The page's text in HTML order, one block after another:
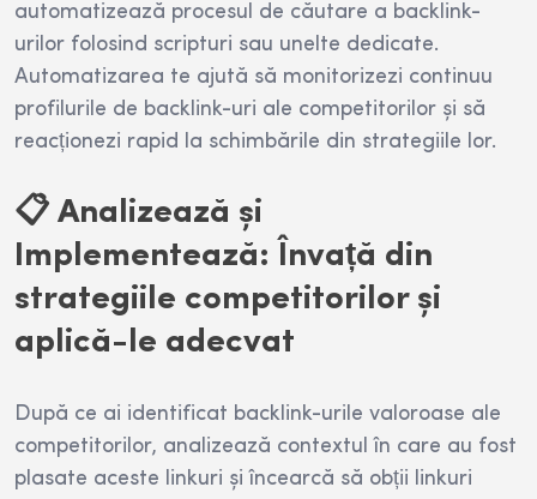
automatizează procesul de căutare a backlink-
urilor folosind scripturi sau unelte dedicate.
Automatizarea te ajută să monitorizezi continuu
profilurile de backlink-uri ale competitorilor și să
reacționezi rapid la schimbările din strategiile lor.
📋 Analizează și
Implementează: Învață din
strategiile competitorilor și
aplică-le adecvat
După ce ai identificat backlink-urile valoroase ale
competitorilor, analizează contextul în care au fost
plasate aceste linkuri și încearcă să obții linkuri